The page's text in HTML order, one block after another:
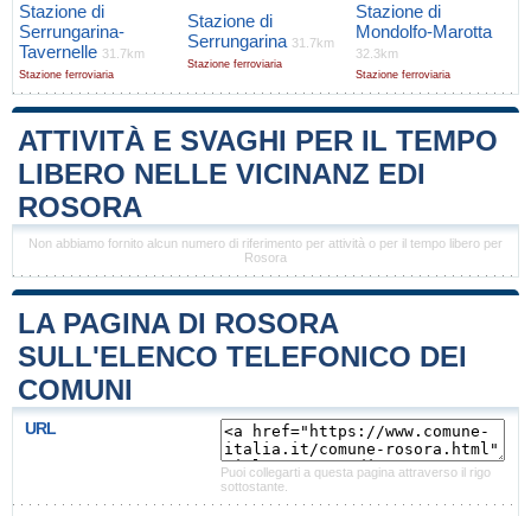
Stazione di
Serrungarina-
Tavernelle 31.7km
Stazione ferroviaria
Stazione di
Serrungarina 31.7km
Stazione ferroviaria
Stazione di
Mondolfo-Marotta
32.3km
Stazione ferroviaria
ATTIVITÀ E SVAGHI PER IL TEMPO
LIBERO NELLE VICINANZ EDI
ROSORA
Non abbiamo fornito alcun numero di riferimento per attività o per il tempo libero per
Rosora
LA PAGINA DI ROSORA
SULL'ELENCO TELEFONICO DEI
COMUNI
URL
Puoi collegarti a questa pagina attraverso il rigo
sottostante.